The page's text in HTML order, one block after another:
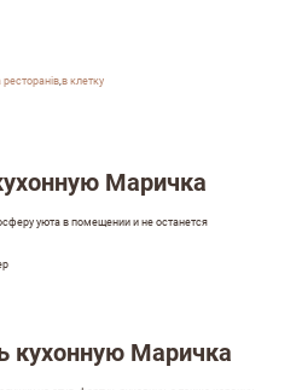
,в клетку
Маричка
уюта в помещении и не останется
кухонную Маричка